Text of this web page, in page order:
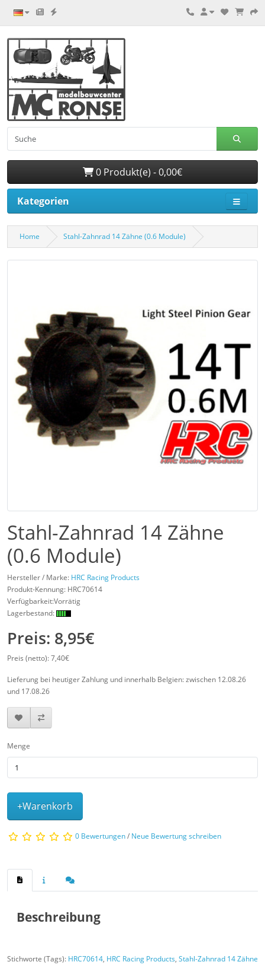
0 Produkt(e) - 0,00€
Kategorien
Home Stahl-Zahnrad 14 Zähne (0.6 Module)
Stahl-Zahnrad 14 Zähne
(0.6 Module)
Hersteller / Marke: HRC Racing Products
Produkt-Kennung: HRC70614
Verfügbarkeit:Vorrätig
Lagerbestand:
Preis: 8,95€
Preis (netto): 7,40€
Lieferung bei heutiger Zahlung und innerhalb Belgien: zwischen 12.08.26
und 17.08.26
Menge
+Warenkorb
0 Bewertungen/ Neue Bewertung schreiben
Beschreibung
Stichworte (Tags): HRC70614, HRC Racing Products, Stahl-Zahnrad 14 Zähne